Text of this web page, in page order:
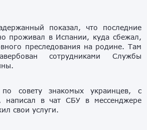
показал, что последние
проживал в Испании, куда сбежал,
преследования на родине. Там
сотрудниками Службы
совету знакомых украинцев, с
написал в чат СБУ в мессенджере
свои услуги.